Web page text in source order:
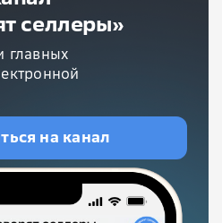
селлеры»
главных
на канал